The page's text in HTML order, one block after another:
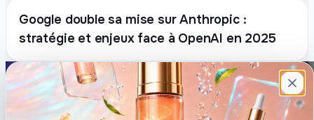
Google double sa mise sur Anthropic :
stratégie et enjeux face à OpenAI en 2025
Plateforme française de création de
contenu avec l’IA. Demandez, Roboto crée.